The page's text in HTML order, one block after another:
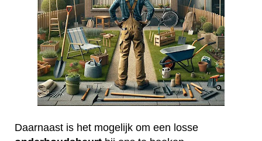
Daarnaast is het mogelijk om een losse